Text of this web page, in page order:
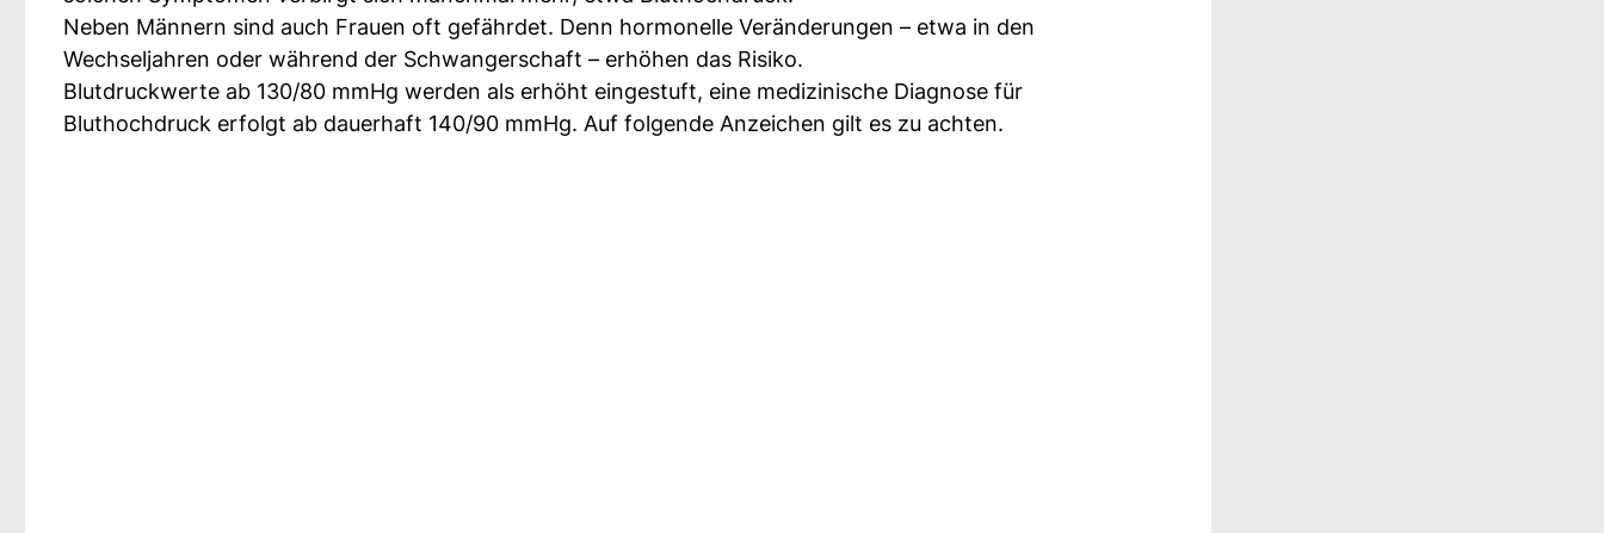
Neben Männern sind auch Frauen oft gefährdet. Denn hormonelle Veränderungen – etwa in den
Wechseljahren oder während der Schwangerschaft – erhöhen das Risiko.
Blutdruckwerte ab 130/80 mmHg werden als erhöht eingestuft, eine medizinische Diagnose für
Bluthochdruck erfolgt ab dauerhaft 140/90 mmHg. Auf folgende Anzeichen gilt es zu achten.